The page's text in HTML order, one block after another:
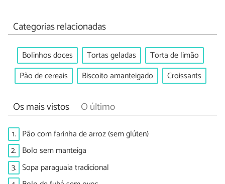
Categorias relacionadas
Bolinhos doces Tortas geladas
Torta de limão
Pão de cereais
Biscoito amanteigado Croissants
Os mais vistos O último
1. Pão com farinha de arroz (sem glúten)
2. Bolo sem manteiga
3. Sopa paraguaia tradicional